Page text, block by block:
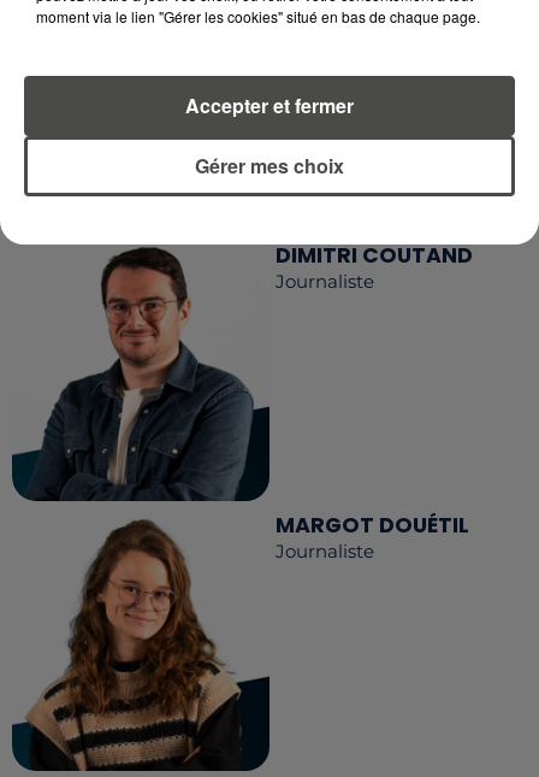
RCA
LA RÉDACTION
RCA
Voir toute l'équipe RCA
DIMITRI COUTAND
Journaliste
MARGOT DOUÉTIL
Journaliste
moment via le lien "Gérer les cookies" situé en bas de chaque page.
Gérer mes choix
Accepter et fermer